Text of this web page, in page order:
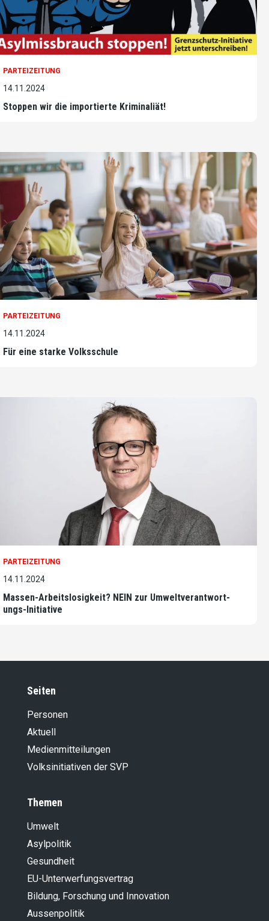
PARTEIZEITUNG
14.11.2024
Stoppen wir die importierte Kriminaliät!
PARTEIZEITUNG
14.11.2024
Für eine starke Volksschule
PARTEIZEITUNG
14.11.2024
Massen-Arbeitslosigkeit? NEIN zur Umwelt­verantwort­
ungs-Initiative
Seiten
Personen
Aktuell
Medienmitteilungen
Volksinitiativen der SVP
Themen
Umwelt
Asylpolitik
Gesundheit
EU-Unterwerfungsvertrag
Bildung, Forschung und Innovation
Aussenpolitik